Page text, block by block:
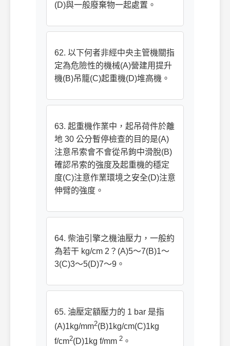
(D)與一般廢棄物一起處置。
62. 以下何者非經中央主管機關指
定為危險性的機械(A)營建用提升
機(B)吊籠(C)起重機(D)堆高機。
63. 起重機作業中，起吊荷件於離
地 30 公分暫停檢查的目的是(A)
注意吊索會不會從吊鉤中滑脫(B)
確認吊索的強度及起重機的穩定
度(C)注意作業環境之安全(D)注意
伸臂的強度。
64. 柴油引擎之機油壓力，一般約
為若干 kg/cm 2？(A)5～7(B)1～
3(C)3～5(D)7～9。
65. 油壓定額壓力的 1 bar 是指
(A)1kg/mm2(B)1kg/cm(C)1kg
f/cm2(D)1kg f/mm 2 。